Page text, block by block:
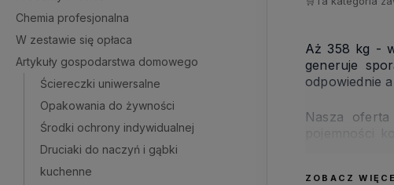
Chemia profesjonalna
W zestawie się opłaca
Artykuły gospodarstwa domowego
Ściereczki uniwersalne
Opakowania do żywności
Środki ochrony indywidualnej
Druciaki do naczyń i gąbki
kuchenne
Aż 358 kg -
generuje
odpowiednie
Nasza
ZOBACZ